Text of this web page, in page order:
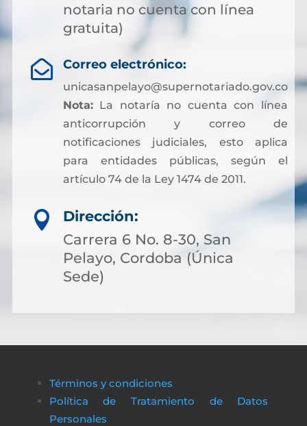
notaria no cuenta con línea
gratuita)
 Correo electrónico:
unicasanpelayo@supernotariado.gov.co
Nota:La notaría no cuenta con línea
anticorrupción y correo de
notificaciones judiciales, esto aplica
para entidades públicas, según el
artículo 74 de la Ley 1474 de 2011.

Dirección:
Carrera 6 No. 8-30, San
Pelayo, Cordoba (Única
Sede)
Términos y condiciones
Política de Tratamiento de Datos
Personales